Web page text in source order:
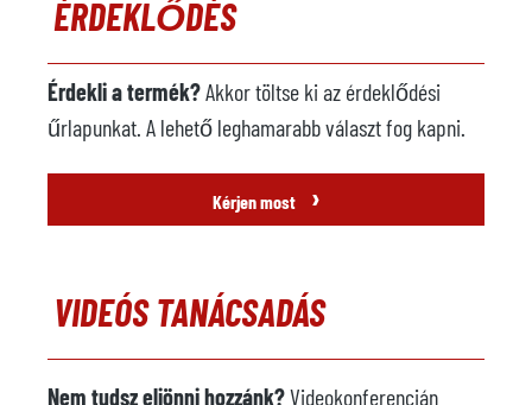
ÉRDEKLŐDÉS
Érdekli a termék?Akkor töltse ki az érdeklődési
űrlapunkat. A lehető leghamarabb választ fog kapni.
Kérjen most ›
VIDEÓS TANÁCSADÁS
Nem tudsz eljönni hozzánk?Videokonferencián